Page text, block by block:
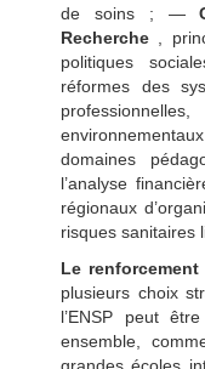
de soins ; —
Recherche ,
politiques
réformes des
domaines
l’analyse
régionaux
risques sanitaires
Le renforcement
plusieurs choix
l’ENSP peut
ensemble,
grandes écoles